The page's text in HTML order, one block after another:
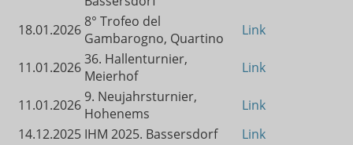
18.01.2026 8° Trofeo del
Gambarogno, Quartino
Link
11.01.202636. Hallenturnier,
Meierhof
Link
11.01.2026 9. Neujahrsturnier,
Hohenems
Link
14.12.2025 IHM 2025. Bassersdorf
Link